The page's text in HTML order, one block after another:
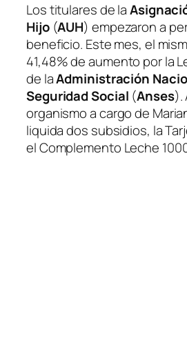
Los titulares de la
Hijo(AUH) empezaron a
beneficio. Este mes, el
41,48% de aumento por la
de laAdministración
Seguridad Social (Anses).
organismo a cargo de
liquida dos subsidios, la
el Complemento Leche